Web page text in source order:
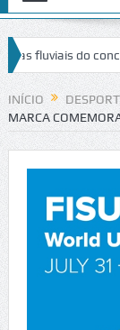
do concelho
no IC2 em
INÍCIO
MARCA